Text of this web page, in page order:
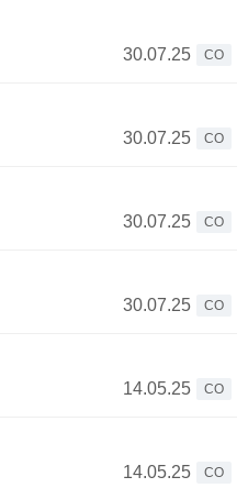
30.07.25
CO
30.07.25
CO
30.07.25
CO
30.07.25
CO
14.05.25
CO
14.05.25
CO